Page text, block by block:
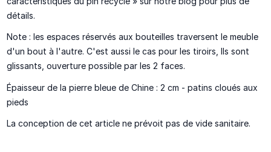
détails.
Note : les espaces réservés aux bouteilles traversent le meuble
d'un bout à l'autre. C'est aussi le cas pour les tiroirs, Ils sont
glissants, ouverture possible par les 2 faces.
Épaisseur de la pierre bleue de Chine : 2 cm - patins cloués aux
pieds
La conception de cet article ne prévoit pas de vide sanitaire.